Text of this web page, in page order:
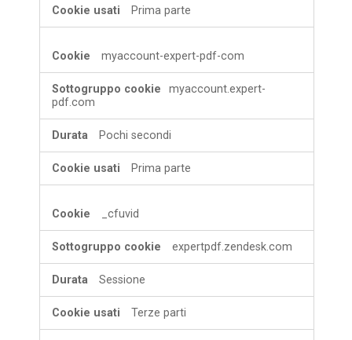
Prima parte
myaccount-expert-pdf-com
myaccount.expert-
pdf.com
Pochi secondi
Prima parte
_cfuvid
expertpdf.zendesk.com
Sessione
Terze parti